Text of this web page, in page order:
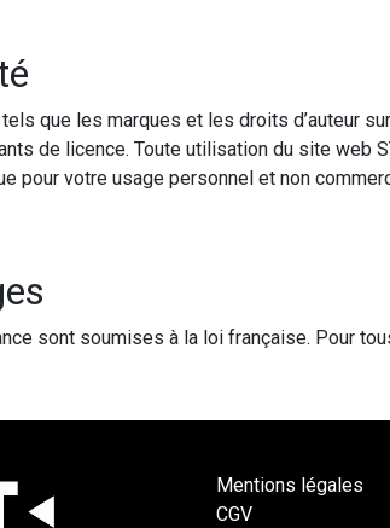
que les marques et les droits d’auteur
de licence. Toute utilisation du site web
pour votre usage personnel et non
sont soumises à la loi française. Pour
Mentions légales
CGV